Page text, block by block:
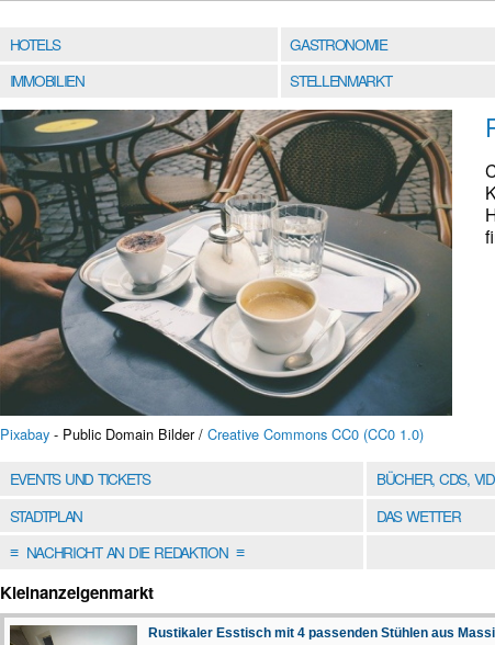
HOTELS GASTRONOMIE
IMMOBILIEN
STELLENMARKT
Pixabay - Public Domain Bilder / Creative Commons CC0 (CC0 1.0)
EVENTS UND TICKETS
BÜCHER, CDS,
STADTPLAN
DAS WETTER
≡NACHRICHT AN DIE REDAKTION≡
Kleinanzeigenmarkt
Rustikaler Esstisch mit 4 passenden Stühlen aus